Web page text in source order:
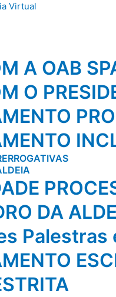
Virtual
A OAB
O
DA
Palestras